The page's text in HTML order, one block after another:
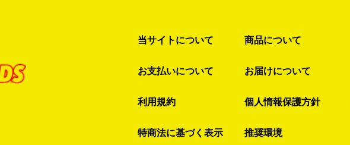
当サイトについて 商品について
お支払いについて お届けについて
利用規約 個人情報保護方針
特商法に基づく表示 推奨環境